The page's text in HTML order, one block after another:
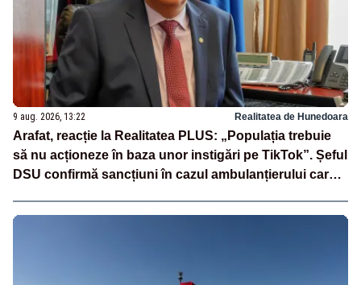
9 aug. 2026, 13:22 Realitatea de Hunedoara
Arafat, reacție la Realitatea PLUS: „Populația trebuie
să nu acționeze în baza unor instigări pe TikTok”. Șeful
DSU confirmă sancțiuni în cazul ambulanțierului care a